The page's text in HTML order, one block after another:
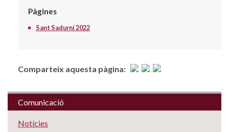
Pàgines
Sant Sadurní 2022
Comparteix aquesta pàgina:
Comunicació
Notícies